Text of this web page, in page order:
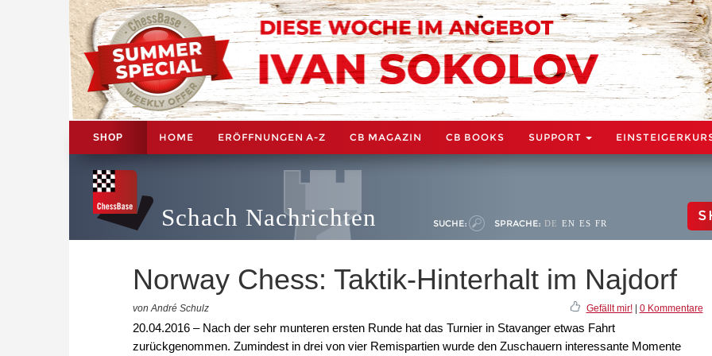
SHOP HOME ERÖFFNUNGEN A-Z CB MAGAZIN CB BOOKS SUPPORT
Schach Nachrichten SUCHE: SPRACHE: DE EN ES FR
Norway Chess: Taktik-Hinterhalt im Najdorf
von André Schulz Gefällt mir!| 0 Kommentare
20.04.2016 – Nach der sehr munteren ersten Runde hat das Turnier in Stavanger etwas Fahrt
zurückgenommen. Zumindest in drei von vier Remispartien wurde den Zuschauern interessante Momente